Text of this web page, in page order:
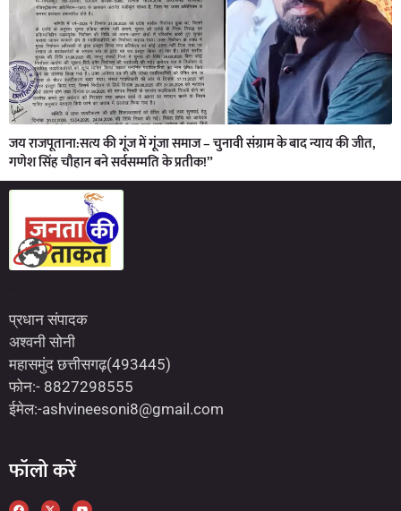
जय राजपूताना:सत्य की गूंज में गूंजा समाज – चुनावी संग्राम के बाद न्याय की जीत,
गणेश सिंह चौहान बने सर्वसम्मति के प्रतीक!”
प्रधान संपादक
अश्वनी सोनी
महासमुंद छत्तीसगढ़(493445)
फोन:- 8827298555
ईमेल:-ashvineesoni8@gmail.com
फॉलो करें